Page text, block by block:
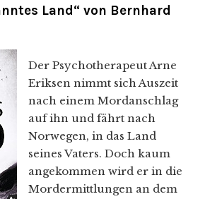
Land“ von Bernhard
Der Psychotherapeut Arne
Eriksen nimmt sich Auszeit
nach einem Mordanschlag
auf ihn und fährt nach
Norwegen, in das Land
seines Vaters. Doch kaum
angekommen wird er in die
Mordermittlungen an dem